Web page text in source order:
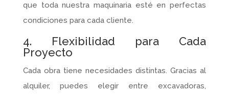
que toda nuestra maquinaria esté en perfectas
condiciones para cada cliente.
4. Flexibilidad para Cada
Proyecto
Cada obra tiene necesidades distintas. Gracias al
alquiler, puedes elegir entre excavadoras,